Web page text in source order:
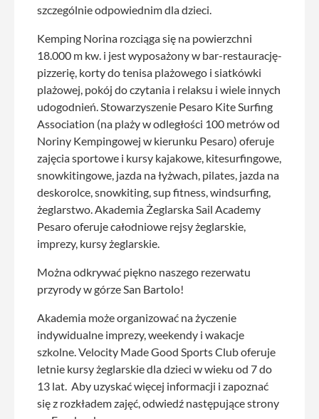
szczególnie odpowiednim dla dzieci.
Kemping Norina rozciąga się na powierzchni
18.000 m kw. i jest wyposażony w bar-restaurację-
pizzerię, korty do tenisa plażowego i siatkówki
plażowej, pokój do czytania i relaksu i wiele innych
udogodnień. Stowarzyszenie Pesaro Kite Surfing
Association (na plaży w odległości 100 metrów od
Noriny Kempingowej w kierunku Pesaro) oferuje
zajęcia sportowe i kursy kajakowe, kitesurfingowe,
snowkitingowe, jazda na łyżwach, pilates, jazda na
deskorolce, snowkiting, sup fitness, windsurfing,
żeglarstwo. Akademia Żeglarska Sail Academy
Pesaro oferuje całodniowe rejsy żeglarskie,
imprezy, kursy żeglarskie.
Można odkrywać piękno naszego rezerwatu
przyrody w górze San Bartolo!
Akademia może organizować na życzenie
indywidualne imprezy, weekendy i wakacje
szkolne. Velocity Made Good Sports Club oferuje
letnie kursy żeglarskie dla dzieci w wieku od 7 do
13 lat. Aby uzyskać więcej informacji i zapoznać
się z rozkładem zajęć, odwiedź następujące strony